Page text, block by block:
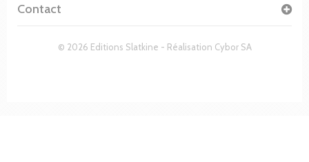
© 2026 Editions Slatkine - Réalisation Cybor SA
Contact